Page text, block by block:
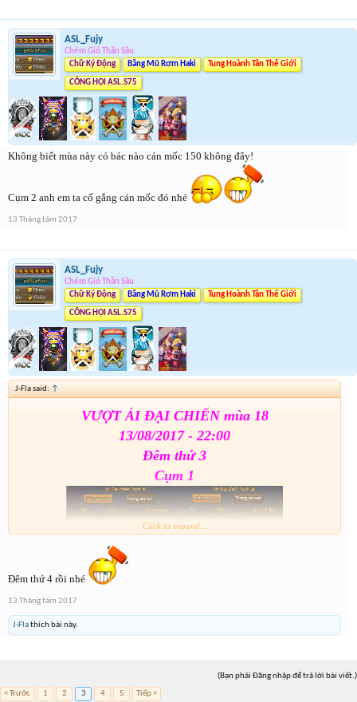
ASL_Fujy
Chém Gió Thần Sầu
Chữ Ký Động
Băng Mũ Rơm Haki Tung Hoành Tân Thế Giới
CÔNG HỘI ASL.S75
Không biết mùa này có bác nào cán mốc 150 không đây!
Cụm 2 anh em ta cố gắng cán mốc đó nhé
13 Tháng tám 2017
ASL_Fujy
Chém Gió Thần Sầu
Chữ Ký Động
Băng Mũ Rơm Haki Tung Hoành Tân Thế Giới
CÔNG HỘI ASL.S75
J-Fla said: ↑
VƯỢT ẢI ĐẠI CHIẾN mùa 18
13/08/2017 - 22:00
Đêm thứ 3
Cụm 1
Cụm 2
Click to expand...
Đêm thứ 4 rồi nhé
13 Tháng tám 2017
J-Flathích bài này.
(Bạn phải Đăng nhập để trả lời bài viết.)
< Trước
1 2 3 4 5 Tiếp >